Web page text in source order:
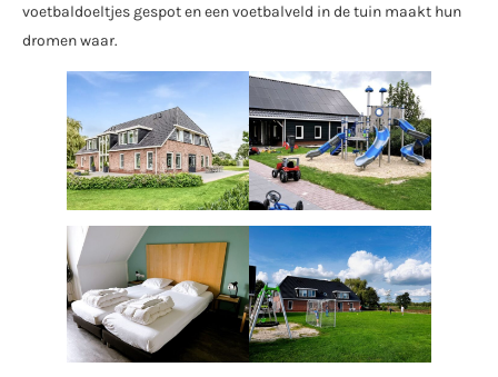
voetbaldoeltjes gespot en een voetbalveld in de tuin maakt hun
dromen waar.